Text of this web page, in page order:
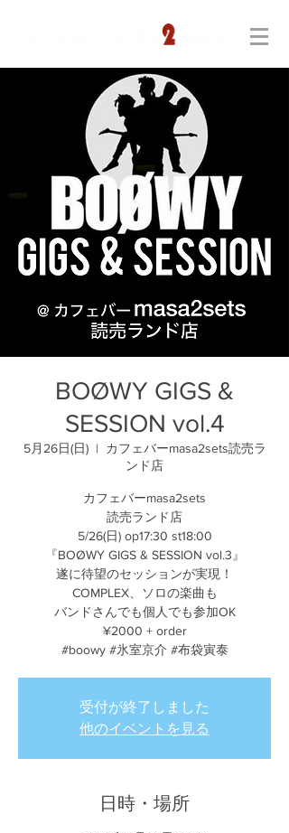
BOØWY GIGS &
SESSION vol.4
5月26日(日)
  |
カフェバーmasa2sets読売ラ
ンド店
カフェバーmasa2sets
読売ランド店
5/26(日) op17:30 st18:00
『BOØWY GIGS & SESSION vol.3』
遂に待望のセッションが実現！
COMPLEX、ソロの楽曲も
バンドさんでも個人でも参加OK
¥2000 + order
#boowy #氷室京介 #布袋寅泰
受付が終了しました
他のイベントを見る
日時・場所